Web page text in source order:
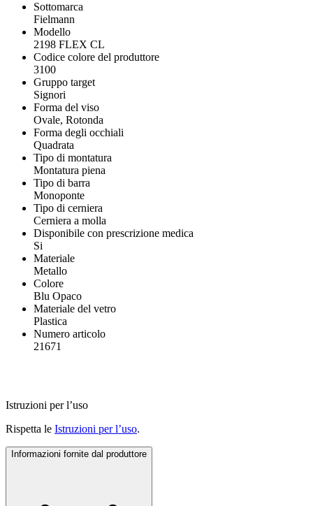
Sottomarca
Fielmann
Modello
2198 FLEX CL
Codice colore del produttore
3100
Gruppo target
Signori
Forma del viso
Ovale, Rotonda
Forma degli occhiali
Quadrata
Tipo di montatura
Montatura piena
Tipo di barra
Monoponte
Tipo di cerniera
Cerniera a molla
Disponibile con prescrizione medica
Si
Materiale
Metallo
Colore
Blu Opaco
Materiale del vetro
Plastica
Numero articolo
21671
Istruzioni per l’uso
Rispetta le Istruzioni per l’uso.
Informazioni fornite dal produttore